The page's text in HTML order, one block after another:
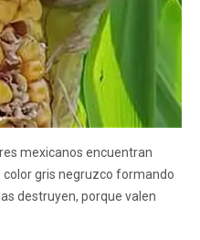
mexicanos encuentran
gris negruzco formando
destruyen, porque valen